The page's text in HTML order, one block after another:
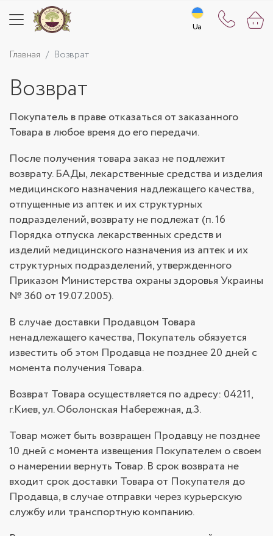
Ua
Ua
Главная Возврат
Возврат
Покупатель в праве отказаться от заказанного
Товара в любое время до его передачи.
После получения товара заказ не подлежит
возврату. БАДы, лекарственные средства и изделия
медицинского назначения надлежащего качества,
отпущенные из аптек и их структурных
подразделений, возврату не подлежат (п. 16
Порядка отпуска лекарственных средств и
изделий медицинского назначения из аптек и их
структурных подразделений, утвержденного
Приказом Министерства охраны здоровья Украины
№ 360 от 19.07.2005).
В случае доставки Продавцом Товара
ненадлежащего качества, Покупатель обязуется
известить об этом Продавца не позднее 20 дней с
момента получения Товара.
Возврат Товара осуществляется по адресу: 04211,
г.Киев, ул. Оболонская Набережная, д.3.
Товар может быть возвращен Продавцу не позднее
10 дней с момента извещения Покупателем о своем
о намерении вернуть Товар. В срок возврата не
входит срок доставки Товара от Покупателя до
Продавца, в случае отправки через курьерскую
службу или транспортную компанию.